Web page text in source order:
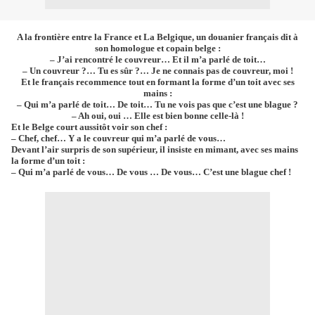
A la frontière entre la France et La Belgique, un douanier français dit à
son homologue et copain belge :
– J’ai rencontré le couvreur… Et il m’a parlé de toit…
– Un couvreur ?… Tu es sûr ?… Je ne connais pas de couvreur, moi !
Et le français recommence tout en formant la forme d’un toit avec ses
mains :
– Qui m’a parlé de toit… De toit… Tu ne vois pas que c’est une blague ?
– Ah oui, oui … Elle est bien bonne celle-là !
Et le Belge court aussitôt voir son chef :
– Chef, chef… Y a le couvreur qui m’a parlé de vous…
Devant l’air surpris de son supérieur, il insiste en mimant, avec ses mains
la forme d’un toit :
– Qui m’a parlé de vous… De vous … De vous… C’est une blague chef !